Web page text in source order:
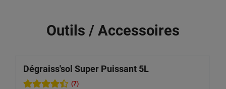
Outils / Accessoires
Dégraiss'sol Super Puissant 5L
(7)